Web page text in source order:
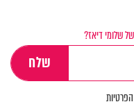
שלומי דיאז?